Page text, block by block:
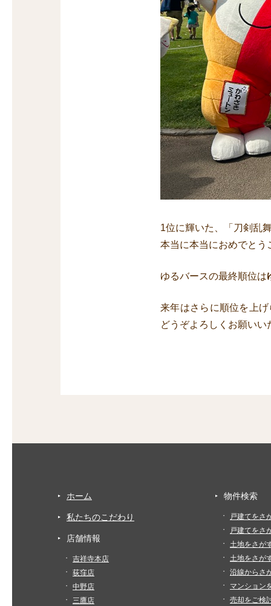
1位に輝いた、「刀剣乱
本当に本当におめでとう
ゆるバースの最終順位は
来年はさらに順位を上
どうぞよろしくお願いい
ホーム
私たちのこだわり
店舗情報
吉祥寺本店
荻窪店
中野店
三鷹店
物件検索
戸建てをさ
戸建てをさ
土地をさが
土地をさが
沿線からさ
マンション
売却をご検